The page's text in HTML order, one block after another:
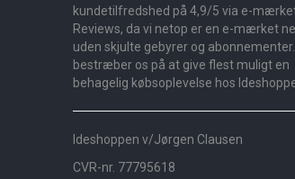
kundetilfredshed på 4,9/5 via e-
Reviews, da vi netop er en e-mærket
uden skjulte gebyrer og
bestræber os på at give flest muligt en
behagelig købsoplevelse hos
Ideshoppen v/Jørgen Clausen
CVR-nr. 77795618